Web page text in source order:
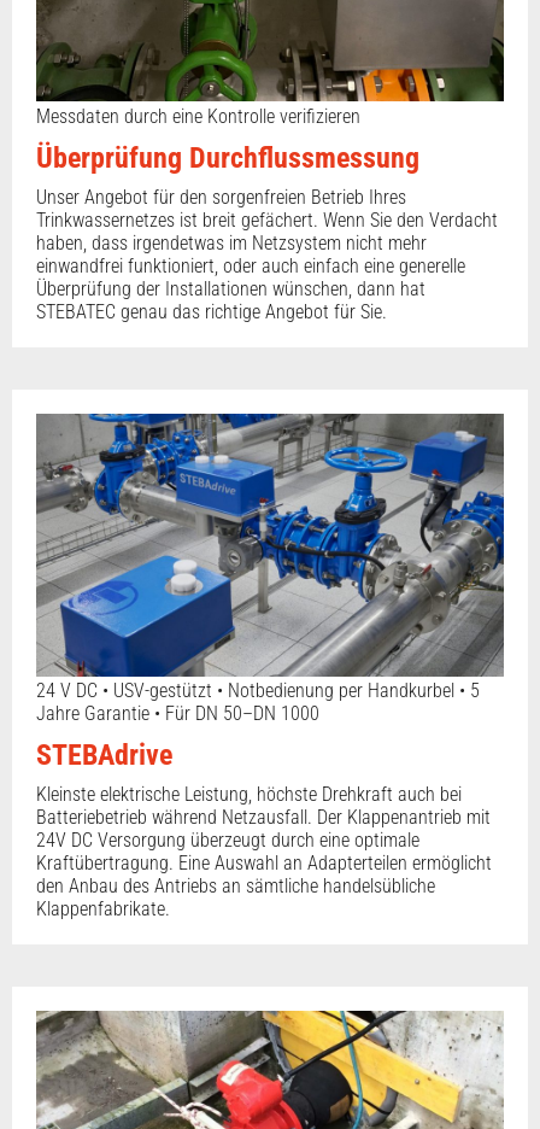
Messdaten durch eine Kontrolle verifizieren
Überprüfung Durchflussmessung
Unser Angebot für den sorgenfreien Betrieb Ihres
Trinkwassernetzes ist breit gefächert. Wenn Sie den Verdacht
haben, dass irgendetwas im Netzsystem nicht mehr
einwandfrei funktioniert, oder auch einfach eine generelle
Überprüfung der Installationen wünschen, dann hat
STEBATEC genau das richtige Angebot für Sie.
24 V DC • USV-gestützt • Notbedienung per Handkurbel • 5
Jahre Garantie • Für DN 50–DN 1000
STEBAdrive
Kleinste elektrische Leistung, höchste Drehkraft auch bei
Batteriebetrieb während Netzausfall. Der Klappenantrieb mit
24V DC Versorgung überzeugt durch eine optimale
Kraftübertragung. Eine Auswahl an Adapterteilen ermöglicht
den Anbau des Antriebs an sämtliche handelsübliche
Klappenfabrikate.